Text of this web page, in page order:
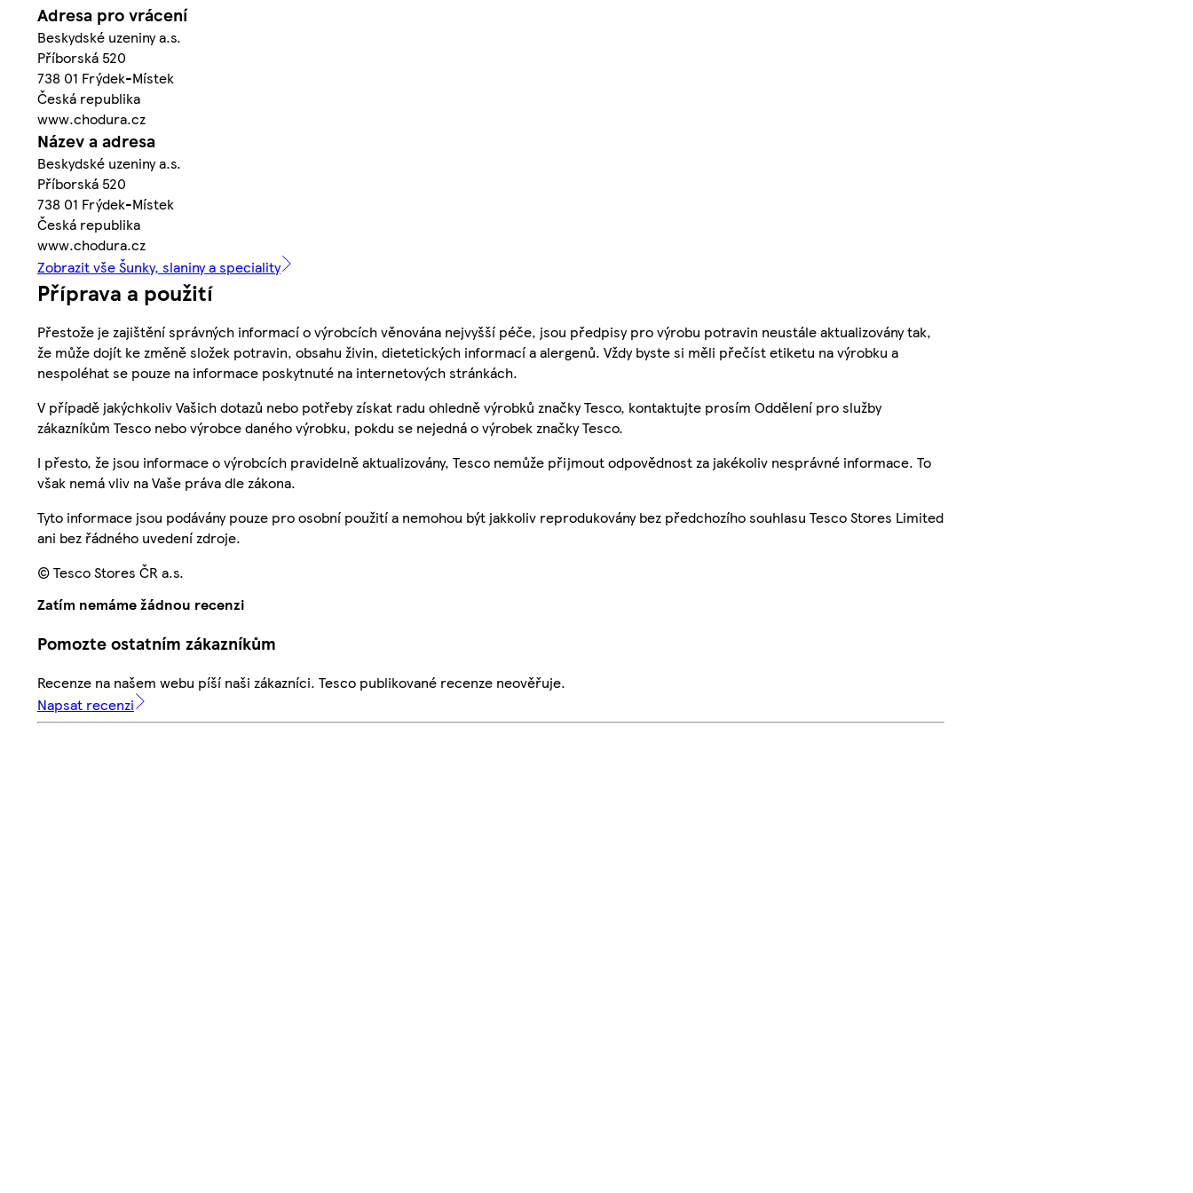
Adresa pro vrácení
Beskydské uzeniny a.s.
Příborská 520
738 01 Frýdek-Místek
Česká republika
www.chodura.cz
Název a adresa
Beskydské uzeniny a.s.
Příborská 520
738 01 Frýdek-Místek
Česká republika
www.chodura.cz
Zobrazit vše Šunky, slaniny a speciality
Příprava a použití
Přestože je zajištění správných informací o výrobcích věnována nejvyšší péče, jsou předpisy pro výrobu potravin neustále aktualizovány tak,
že může dojít ke změně složek potravin, obsahu živin, dietetických informací a alergenů. Vždy byste si měli přečíst etiketu na výrobku a
nespoléhat se pouze na informace poskytnuté na internetových stránkách.
V případě jakýchkoliv Vašich dotazů nebo potřeby získat radu ohledně výrobků značky Tesco, kontaktujte prosím Oddělení pro služby
zákazníkům Tesco nebo výrobce daného výrobku, pokdu se nejedná o výrobek značky Tesco.
I přesto, že jsou informace o výrobcích pravidelně aktualizovány, Tesco nemůže přijmout odpovědnost za jakékoliv nesprávné informace. To
však nemá vliv na Vaše práva dle zákona.
Tyto informace jsou podávány pouze pro osobní použití a nemohou být jakkoliv reprodukovány bez předchozího souhlasu Tesco Stores Limited
ani bez řádného uvedení zdroje.
© Tesco Stores ČR a.s.
Zatím nemáme žádnou recenzi
Pomozte ostatním zákazníkům
Recenze na našem webu píší naši zákazníci. Tesco publikované recenze neověřuje.
Napsat recenzi